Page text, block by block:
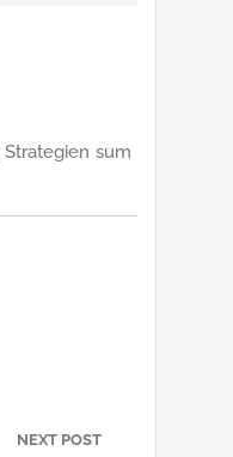
Strategien sum
NEXT POST